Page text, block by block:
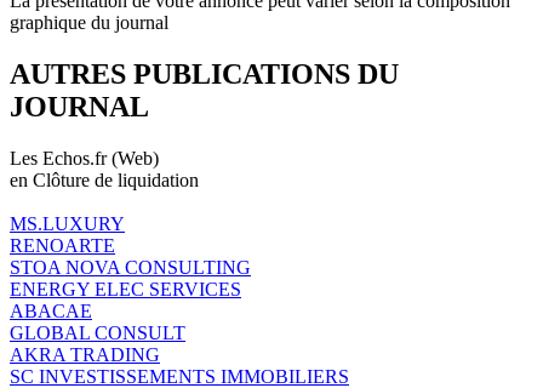
graphique du journal
AUTRES PUBLICATIONS DU
JOURNAL
Les Echos.fr (Web)
en Clôture de liquidation
MS.LUXURY
RENOARTE
STOA NOVA CONSULTING
ENERGY ELEC SERVICES
ABACAE
GLOBAL CONSULT
AKRA TRADING
SC INVESTISSEMENTS IMMOBILIERS